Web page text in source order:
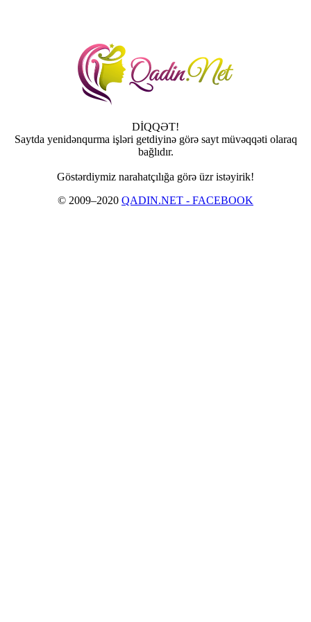
DİQQƏT!
Saytda yenidənqurma işləri getdiyinə görə sayt müvəqqəti olaraq
bağlıdır.
Göstərdiymiz narahatçılığa görə üzr istəyirik!
© 2009–2020 QADIN.NET - FACEBOOK